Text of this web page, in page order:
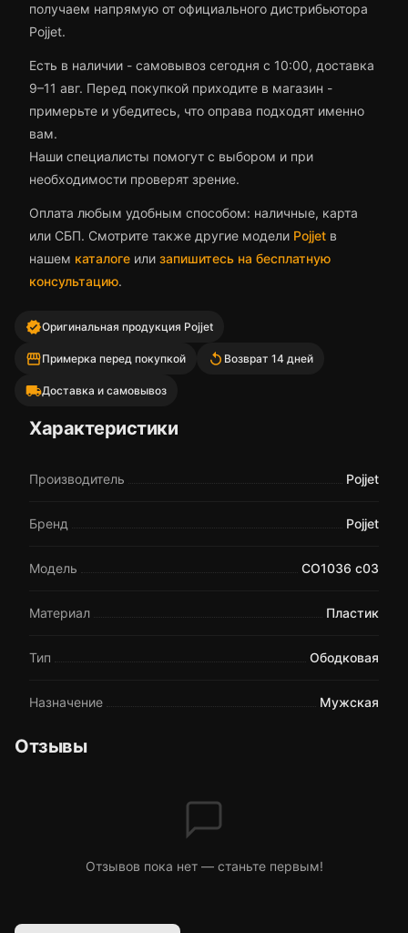
получаем напрямую от официального дистрибьютора
Pojjet.
Есть в наличии - самовывоз сегодня с 10:00, доставка
9–11 авг. Перед покупкой приходите в магазин -
примерьте и убедитесь, что оправа подходят именно
вам.
Наши специалисты помогут с выбором и при
необходимости проверят зрение.
Оплата любым удобным способом: наличные, карта
или СБП. Смотрите также другие модели Pojjet в
нашем каталоге или запишитесь на бесплатную
консультацию.
verifiedОригинальная продукция Pojjet
storefrontПримерка перед покупкой replay Возврат 14 дней
local_shippingДоставка и самовывоз
Характеристики
Производитель Pojjet
Бренд Pojjet
Модель CO1036 c03
Материал Пластик
Тип Ободковая
Назначение Мужская
Отзывы
Отзывов пока нет — станьте первым!